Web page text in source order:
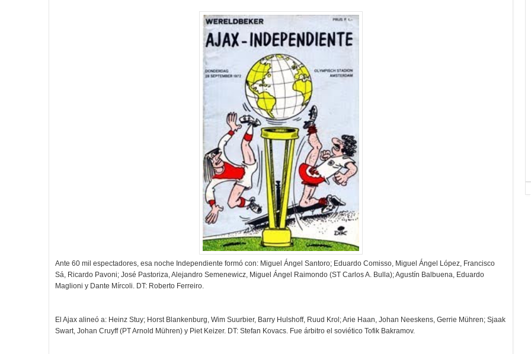
Ante 60 mil espectadores, esa noche Independiente formó con: Miguel Ángel Santoro; Eduardo Comisso, Miguel Ángel López, Francisco
Sá, Ricardo Pavoni; José Pastoriza, Alejandro Semenewicz, Miguel Ángel Raimondo (ST Carlos A. Bulla); Agustín Balbuena, Eduardo
Maglioni y Dante Mírcoli. DT: Roberto Ferreiro.
El Ajax alineó a: Heinz Stuy; Horst Blankenburg, Wim Suurbier, Barry Hulshoff, Ruud Krol; Arie Haan, Johan Neeskens, Gerrie Mühren; Sjaak
Swart, Johan Cruyff (PT Arnold Mühren) y Piet Keizer. DT: Stefan Kovacs. Fue árbitro el soviético Tofik Bakramov.